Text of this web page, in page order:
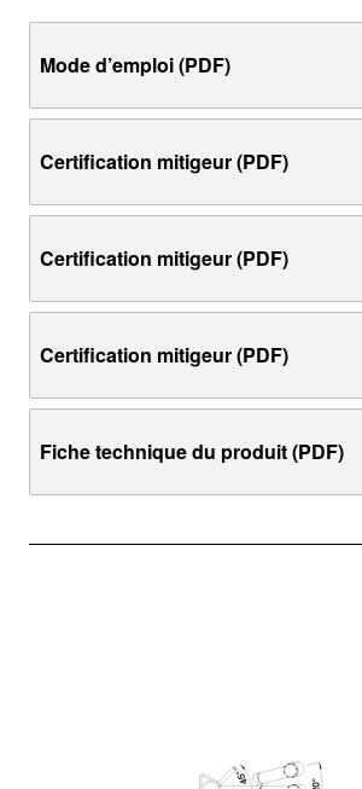
Mode d’emploi (PDF)
Certification mitigeur (PDF)
Certification mitigeur (PDF)
Certification mitigeur (PDF)
Fiche technique du produit (PDF)